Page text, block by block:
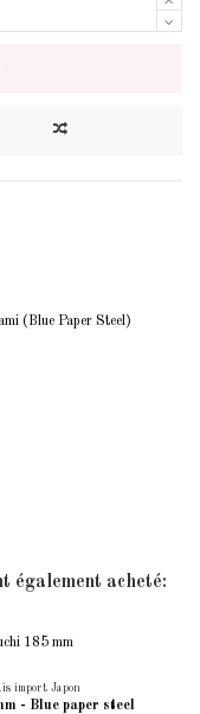
(Blue Paper Steel)
également acheté:
import Japon
- Blue paper steel